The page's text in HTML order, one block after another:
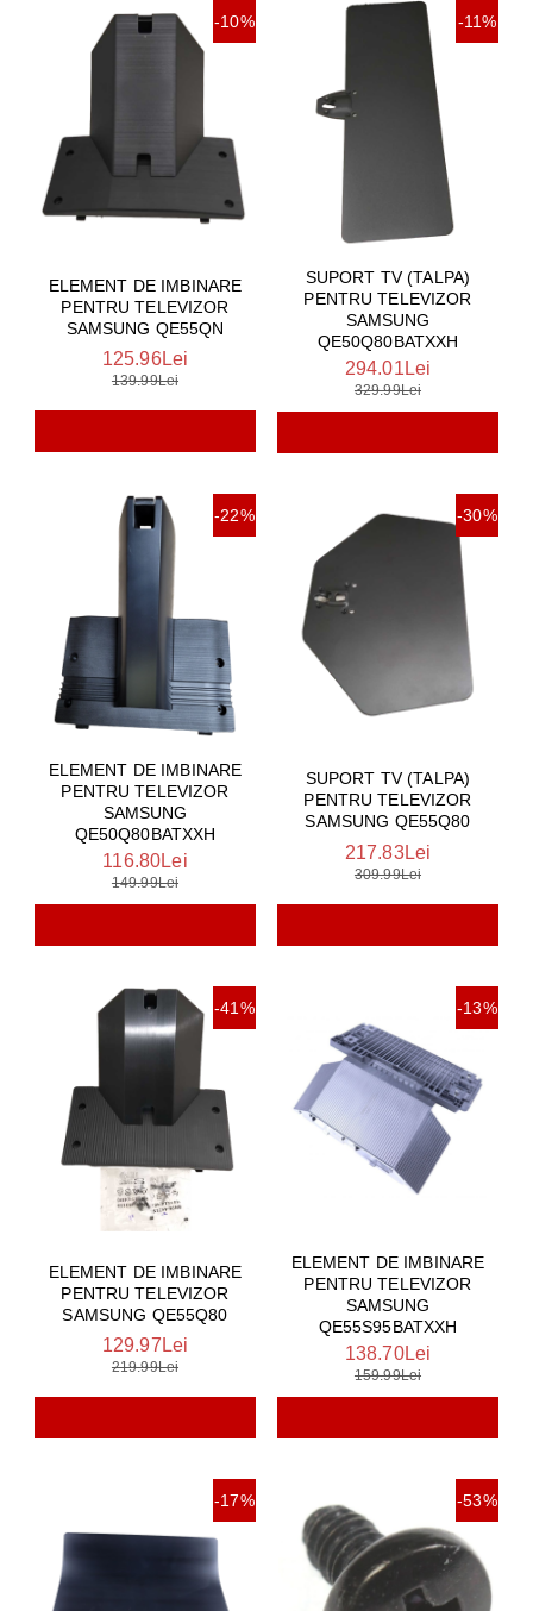
-10%
ELEMENT DE IMBINARE
PENTRU TELEVIZOR
SAMSUNG QE55QN
125.96Lei
139.99Lei
-11%
SUPORT TV (TALPA)
PENTRU TELEVIZOR
SAMSUNG
QE50Q80BATXXH
294.01Lei
329.99Lei
-22%
ELEMENT DE IMBINARE
PENTRU TELEVIZOR
SAMSUNG
QE50Q80BATXXH
116.80Lei
149.99Lei
-30%
SUPORT TV (TALPA)
PENTRU TELEVIZOR
SAMSUNG QE55Q80
217.83Lei
309.99Lei
-41%
ELEMENT DE IMBINARE
PENTRU TELEVIZOR
SAMSUNG QE55Q80
129.97Lei
219.99Lei
-13%
ELEMENT DE IMBINARE
PENTRU TELEVIZOR
SAMSUNG
QE55S95BATXXH
138.70Lei
159.99Lei
-17% -53%